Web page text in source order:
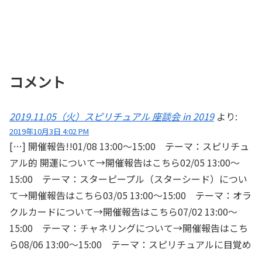
コメント
2019.11.05（火）スピリチュアル 座談会 in 2019 より:
2019年10月3日 4:02 PM
[…] 開催報告!!01/08 13:00～15:00 テーマ：スピリチュ
アル的 開運について→開催報告はこちら02/05 13:00～
15:00 テーマ：スターピープル（スターシード）につい
て→開催報告はこちら03/05 13:00～15:00 テーマ：オラ
クルカードについて→開催報告はこちら07/02 13:00～
15:00 テーマ：チャネリングについて→開催報告はこち
ら08/06 13:00～15:00 テーマ：スピリチュアルに目覚め